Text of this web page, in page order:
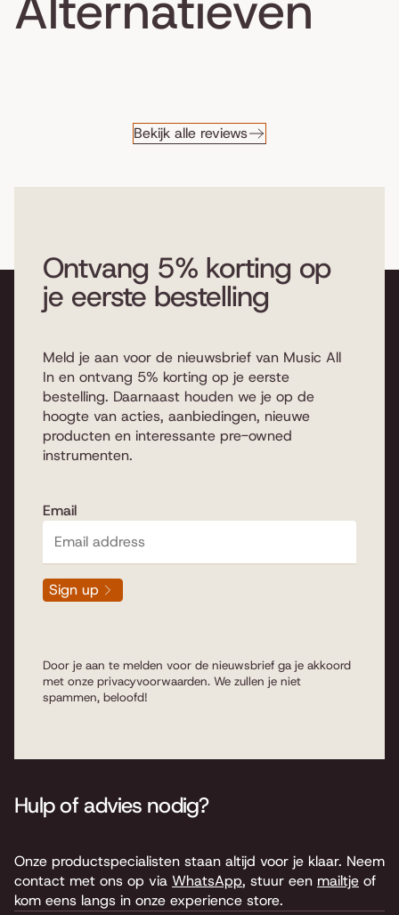
Bekijk alle reviews
Ontvang 5% korting op
je eerste bestelling
Meld je aan voor de nieuwsbrief van Music All
In en ontvang 5% korting op je eerste
bestelling. Daarnaast houden we je op de
hoogte van acties, aanbiedingen, nieuwe
producten en interessante pre-owned
instrumenten.
Email
Sign up
Door je aan te melden voor de nieuwsbrief ga je akkoord
met onze privacyvoorwaarden. We zullen je niet
spammen, beloofd!
Hulp of advies nodig?
Onze productspecialisten staan altijd voor je klaar. Neem
contact met ons op via WhatsApp, stuur een mailtje of
kom eens langs in onze experience store.